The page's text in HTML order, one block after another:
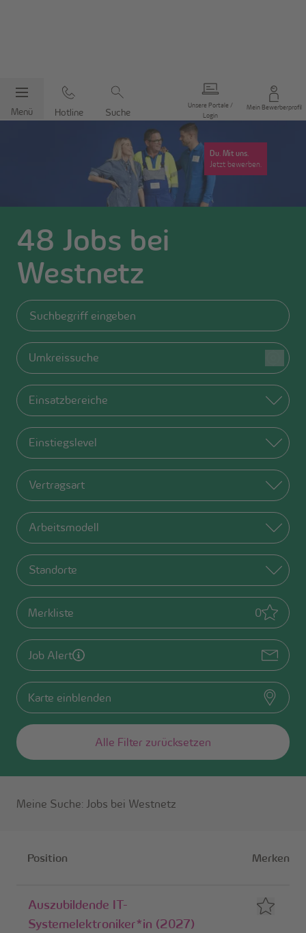
Menü Hotline Suche
Unsere Portale /
Login
Mein Bewerberprofil
Du. Mit uns.
Jetzt bewerben.
48 Jobs bei
Westnetz
Jobs filtern
Suchbegriff eingeben
Umkreissuche
Einsatzbereiche
Einstiegslevel
Vertragsart
Arbeitsmodell
Standorte
Merkliste 0
(0
Job Alert
Karte einblenden
Alle Filter zurücksetzen
Meine Suche: Jobs bei Westnetz
Position
Merken
Auszubildende IT-
Systemelektroniker*in (2027)